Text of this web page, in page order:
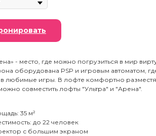
- место, где можно погрузиться в мир
оборудована PSP и игровым автоматом,
любимые игры. В лофте комфортно
совместить лофты "Ультра" и "Арена".
35 м²
до 22 человек
с большим экраном